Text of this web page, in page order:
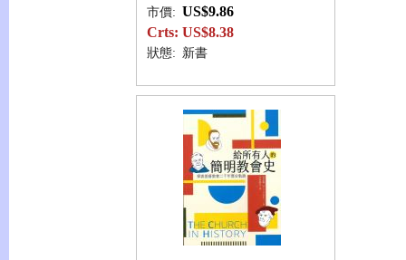
市價: US$9.86
Crts: US$8.38
狀態: 新書